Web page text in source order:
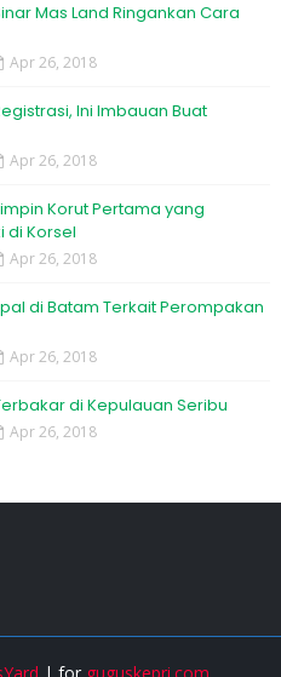
Mas Land Ringankan Cara
Apr 26, 2018
Ini Imbauan Buat
Apr 26, 2018
Korut Pertama yang
di Korsel
Apr 26, 2018
di Batam Terkait Perompakan
Apr 26, 2018
di Kepulauan Seribu
Apr 26, 2018